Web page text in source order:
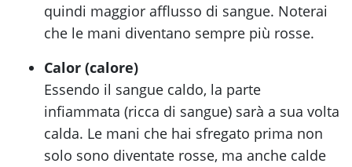
quindi maggior afflusso di sangue. Noterai
che le mani diventano sempre più rosse.
Calor (calore)
Essendo il sangue caldo, la parte
infiammata (ricca di sangue) sarà a sua volta
calda. Le mani che hai sfregato prima non
solo sono diventate rosse, ma anche calde